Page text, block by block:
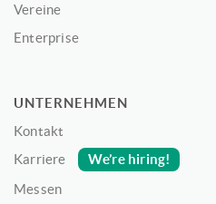
Vereine
Enterprise
UNTERNEHMEN
Kontakt
Karriere
We’re hiring!
Messen